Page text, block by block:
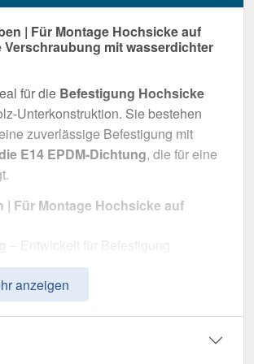
| Für Montage Hochsicke auf
mit wasserdichter
für die Befestigung Hochsicke
Unterkonstruktion. Sie bestehen
zuverlässige Befestigung mit
E14 EPDM-Dichtung, die für eine
| Für Montage Hochsicke auf
– Entwickelt für Befestigung
– Stahl verzinkt, für optimalen
anzeigen